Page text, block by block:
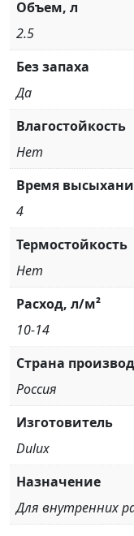
Объем, л
2.5
Без запаха
Да
Влагостойкость
Нет
Время
4
Термостойкость
Нет
Расход, л/м²
10-14
Страна
Россия
Изготовитель
Dulux
Назначение
Для внутренних